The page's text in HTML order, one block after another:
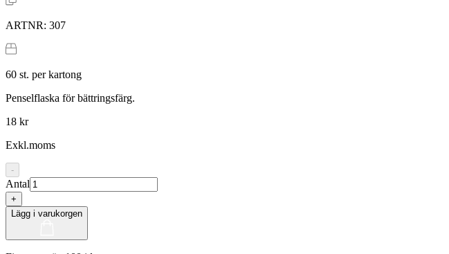
ARTNR: 307
60 st. per kartong
Penselflaska för bättringsfärg.
18 kr
Exkl.moms
-
Antal
+
Lägg i varukorgen